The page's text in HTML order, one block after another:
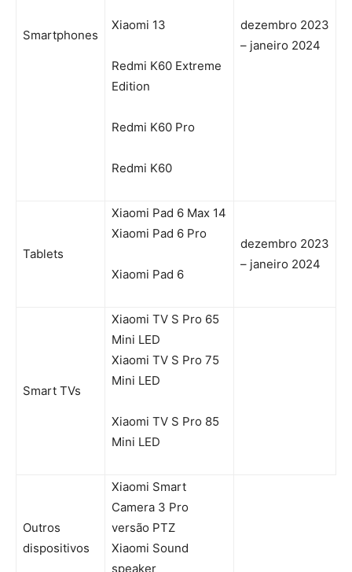
Smartphones
Xiaomi 13
Redmi K60 Extreme
Edition
Redmi K60 Pro
Redmi K60
dezembro 2023
– janeiro 2024
Tablets
Xiaomi Pad 6 Max 14
Xiaomi Pad 6 Pro
Xiaomi Pad 6
dezembro 2023
– janeiro 2024
Smart TVs
Xiaomi TV S Pro 65
Mini LED
Xiaomi TV S Pro 75
Mini LED
Xiaomi TV S Pro 85
Mini LED
Outros
dispositivos
Xiaomi Smart
Camera 3 Pro
versão PTZ
Xiaomi Sound
speaker